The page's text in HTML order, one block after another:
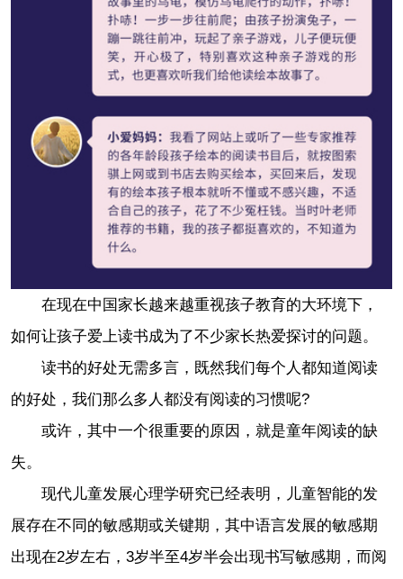
在现在中国家长越来越重视孩子教育的大环境下，
如何让孩子爱上读书成为了不少家长热爱探讨的问题。
读书的好处无需多言，既然我们每个人都知道阅读
的好处，我们那么多人都没有阅读的习惯呢?
或许，其中一个很重要的原因，就是童年阅读的缺
失。
现代儿童发展心理学研究已经表明，儿童智能的发
展存在不同的敏感期或关键期，其中语言发展的敏感期
出现在2岁左右，3岁半至4岁半会出现书写敏感期，而阅